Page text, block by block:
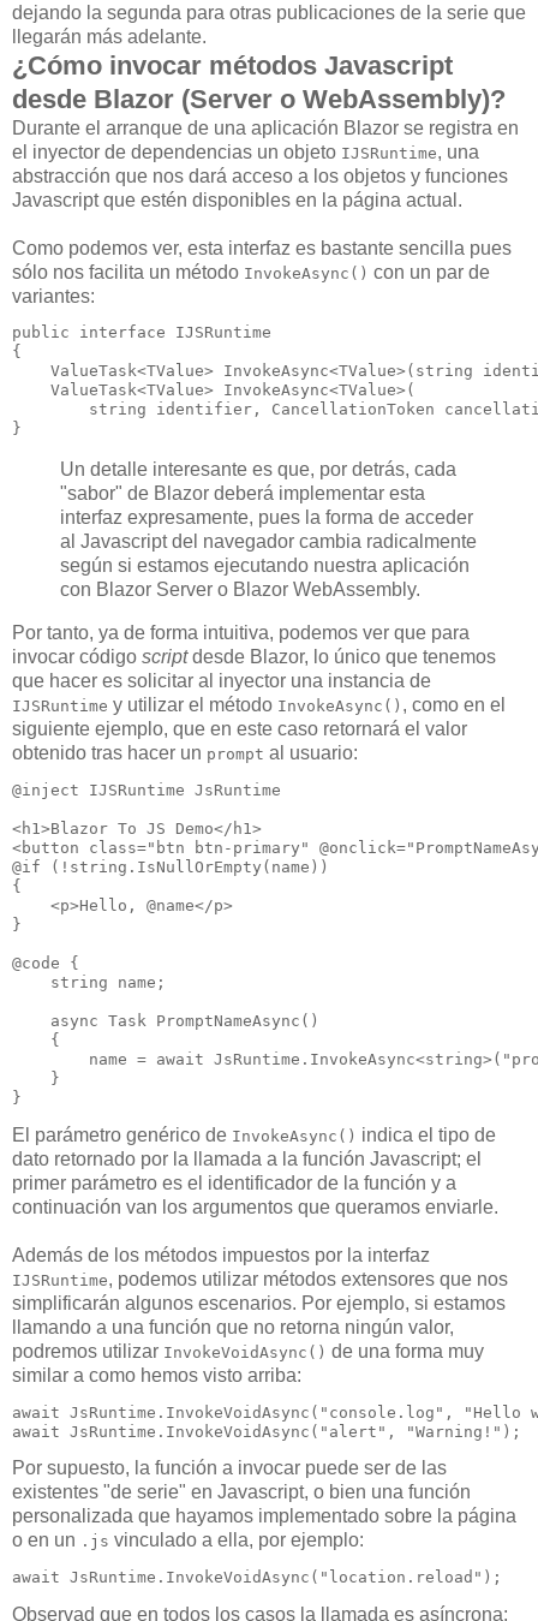
dejando la segunda para otras publicaciones de la serie que
llegarán más adelante.
¿Cómo invocar métodos Javascript
desde Blazor (Server o WebAssembly)?
Durante el arranque de una aplicación Blazor se registra en
el inyector de dependencias un objeto IJSRuntime, una
abstracción que nos dará acceso a los objetos y funciones
Javascript que estén disponibles en la página actual.
Como podemos ver, esta interfaz es bastante sencilla pues
sólo nos facilita un método InvokeAsync() con un par de
variantes:
public interface IJSRuntime
{
ValueTask<TValue> InvokeAsync<TValue>(string
    ValueTask<TValue> InvokeAsync<TValue>(
string identifier, CancellationToken
Un detalle interesante es que, por detrás, cada
"sabor" de Blazor deberá implementar esta
interfaz expresamente, pues la forma de acceder
al Javascript del navegador cambia radicalmente
según si estamos ejecutando nuestra aplicación
con Blazor Server o Blazor WebAssembly.
Por tanto, ya de forma intuitiva, podemos ver que para
invocar código scriptdesde Blazor, lo único que tenemos
que hacer es solicitar al inyector una instancia de
IJSRuntime y utilizar el método InvokeAsync() , como en el
siguiente ejemplo, que en este caso retornará el valor
obtenido tras hacer un prompt al usuario:
@inject IJSRuntime JsRuntime
<h1>Blazor To JS Demo</h1>
<button class="btn btn-primary"
@if (!string.IsNullOrEmpty(name))
{
    <p>Hello, @name</p>
}
@code {
    string name;
    async Task PromptNameAsync()
    {
name = await
    }
El parámetro genérico de InvokeAsync() indica el tipo de
dato retornado por la llamada a la función Javascript; el
primer parámetro es el identificador de la función y a
continuación van los argumentos que queramos enviarle.
Además de los métodos impuestos por la interfaz
IJSRuntime, podemos utilizar métodos extensores que nos
simplificarán algunos escenarios. Por ejemplo, si estamos
llamando a una función que no retorna ningún valor,
podremos utilizar InvokeVoidAsync() de una forma muy
similar a como hemos visto arriba:
await JsRuntime.InvokeVoidAsync("console.log",
Por supuesto, la función a invocar puede ser de las
existentes "de serie" en Javascript, o bien una función
personalizada que hayamos implementado sobre la página
o en un .js vinculado a ella, por ejemplo:
Observad que en todos los casos la llamada es asíncrona;